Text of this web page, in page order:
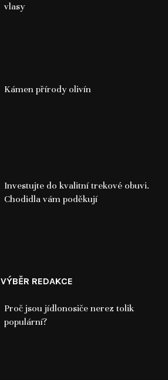
vlasy
Kámen přírody olivín
Investujte do kvalitní trekové obuvi.
Chodidla vám poděkují
VÝBĚR REDAKCE
Proč jsou jídlonosiče nerez tolik
populární?